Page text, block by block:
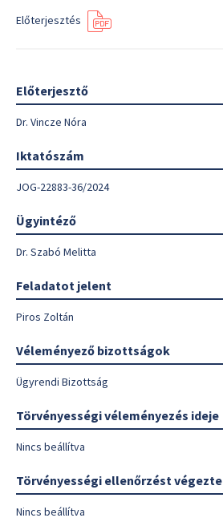
Előterjesztés
Előterjesztő
Dr. Vincze Nóra
Iktatószám
JOG-22883-36/2024
Ügyintéző
Dr. Szabó Melitta
Feladatot jelent
Piros Zoltán
Véleményező bizottságok
Ügyrendi Bizottság
Törvényességi véleményezés ideje
Nincs beállítva
Törvényességi ellenőrzést végezte
Nincs beállítva